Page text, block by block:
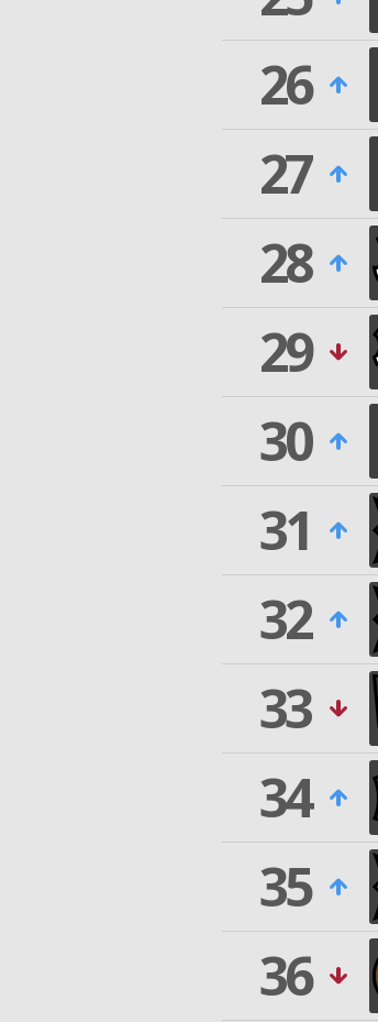
26
27
28
29
30
31
32
33
34
35
36